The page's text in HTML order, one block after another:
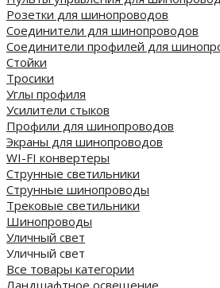
Розетки для шинопроводов
Соединители для шинопроводов
Соединители профилей для
Стойки
Тросики
Углы профиля
Усилители стыков
Профили для шинопроводов
Экраны для шинопроводов
WI-FI конвертеры
Струнные светильники
Струнные шинопроводы
Трековые светильники
Шинопроводы
Уличный свет
Уличный свет
Все товары категории